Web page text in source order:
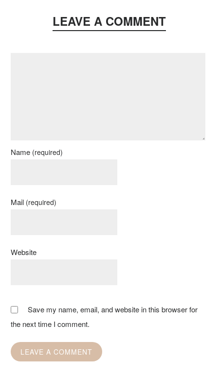
LEAVE A COMMENT
Name (required)
Mail (required)
Website
Save my name, email, and website in this browser for
the next time I comment.